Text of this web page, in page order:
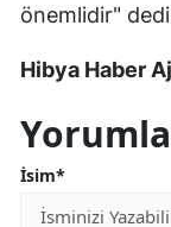
önemlidir"
Hibya Haber
İsim*